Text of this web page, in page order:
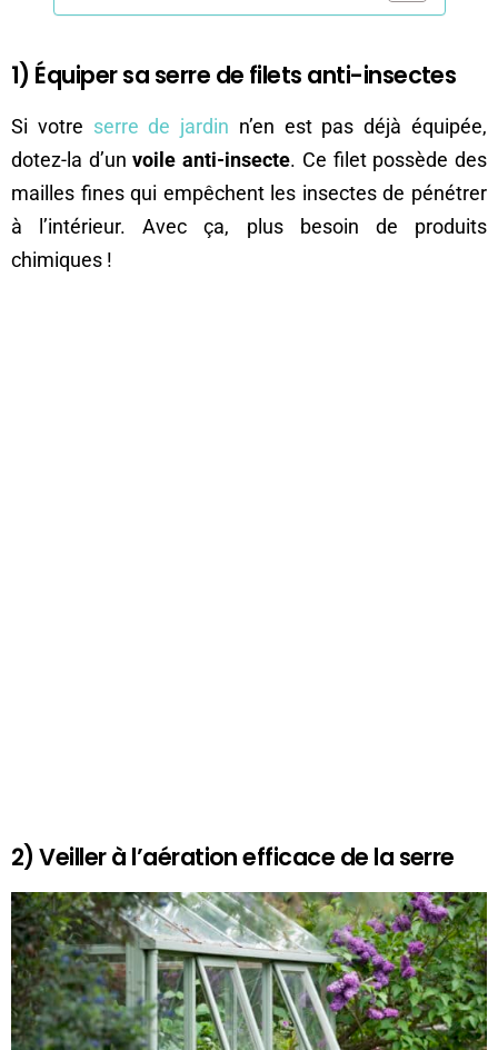
1) Équiper sa serre de filets anti-insectes
Si votre serre de jardin n’en est pas déjà équipée,
dotez-la d’unvoile anti-insecte. Ce filet possède des
mailles fines qui empêchent les insectes de pénétrer
à l’intérieur. Avec ça, plus besoin de produits
chimiques !
2) Veiller à l’aération efficace de la serre